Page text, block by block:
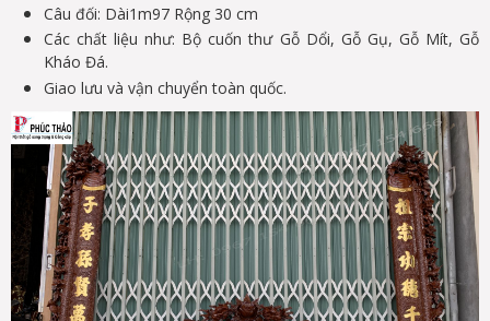
Câu đối: Dài1m97 Rộng 30 cm
Các chất liệu như: Bộ cuốn thư Gỗ Dổi, Gỗ Gụ, Gỗ Mít, Gỗ
Kháo Đá.
Giao lưu và vận chuyển toàn quốc.